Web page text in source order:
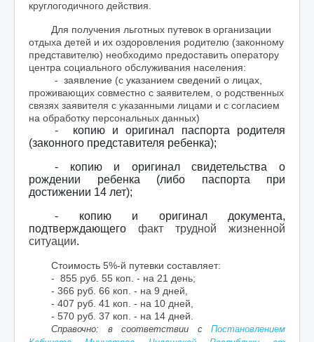
круглогодичного действия.
Для получения льготных путевок в организации
отдыха детей и их оздоровления родителю (законному
представителю) необходимо предоставить оператору
центра социального обслуживания населения:
- заявление (с указанием сведений о лицах,
проживающих совместно с заявителем, о родственных
связях заявителя с указанными лицами и с согласием
на обработку персональных данных)
-
копию и оригинал паспорта родителя
(законного представителя ребенка);
- копию и оригинал свидетельства о
рождении ребенка (либо паспорта при
достижении 14 лет);
- копию и оригинал документа,
подтверждающего факт трудной жизненной
ситуации.
Стоимость 5%-й путевки составляет:
- 855 руб. 55 коп. - на 21 день;
- 366 руб. 66 коп. - на 9 дней,
- 407 руб. 41 коп. - на 10 дней,
- 570 руб. 37 коп. - на 14 дней.
Справочно: в соответствии с Постановлением